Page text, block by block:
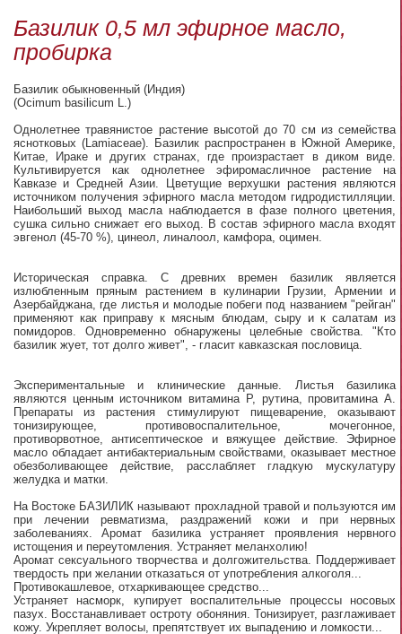
Базилик 0,5 мл эфирное масло,
пробирка
Базилик обыкновенный (Индия)
(Ocimum basilicum L.)
Однолетнее травянистое растение высотой до 70 см из семейства
яснотковых (Lamiaceae). Базилик распространен в Южной Америке,
Китае, Ираке и других странах, где произрастает в диком виде.
Культивируется как однолетнее эфиромасличное растение на
Кавказе и Средней Азии. Цветущие верхушки растения являются
источником получения эфирного масла методом гидродистилляции.
Наибольший выход масла наблюдается в фазе полного цветения,
сушка сильно снижает его выход. В состав эфирного масла входят
эвгенол (45-70 %), цинеол, линалоол, камфора, оцимен.
Историческая справка. С древних времен базилик является
излюбленным пряным растением в кулинарии Грузии, Армении и
Азербайджана, где листья и молодые побеги под названием "рейган"
применяют как приправу к мясным блюдам, сыру и к салатам из
помидоров. Одновременно обнаружены целебные свойства. "Кто
базилик жует, тот долго живет", - гласит кавказская пословица.
Экспериментальные и клинические данные. Листья базилика
являются ценным источником витамина Р, рутина, провитамина А.
Препараты из растения стимулируют пищеварение, оказывают
тонизирующее, противовоспалительное, мочегонное,
противорвотное, антисептическое и вяжущее действие. Эфирное
масло обладает антибактериальным свойствами, оказывает местное
обезболивающее действие, расслабляет гладкую мускулатуру
желудка и матки.
На Востоке БАЗИЛИК называют прохладной травой и пользуются им
при лечении ревматизма, раздражений кожи и при нервных
заболеваниях. Аромат базилика устраняет проявления нервного
истощения и переутомления. Устраняет меланхолию!
Аромат сексуального творчества и долгожительства. Поддерживает
твердость при желании отказаться от употребления алкоголя...
Противокашлевое, отхаркивающее средство...
Устраняет насморк, купирует воспалительные процессы носовых
пазух. Восстанавливает остроту обоняния. Тонизирует, разглаживает
кожу. Укрепляет волосы, препятствует их выпадению и ломкости...